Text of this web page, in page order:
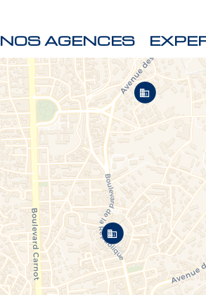
NOS AGENCES